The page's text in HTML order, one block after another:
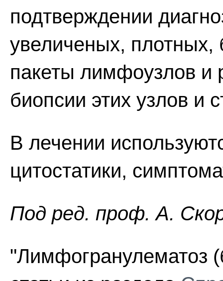
подтверждении
увеличеных, плотных,
пакеты лимфоузлов и
биопсии этих узлов и
В лечении
цитостатики,
Пoд peд. проф. А.
"Лимфогранулематоз